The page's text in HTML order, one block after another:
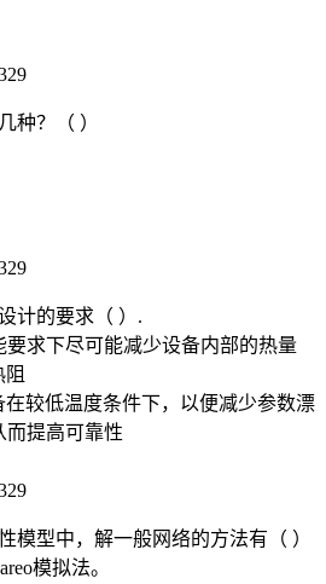
种？（ ）
计的要求（ ）.
求下尽可能减少设备内部的热量
较低温度条件下，以便减少参数漂
而提高可靠性
模型中，解一般网络的方法有（ ）
模拟法。